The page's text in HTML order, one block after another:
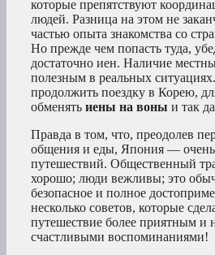
которые препятствуют
людей. Разница на этом не
частью опыта знакомства со
Но прежде чем попасть туда,
достаточно иен. Наличие
полезным в реальных
продолжить поездку в Корею,
обменять иены на воны и так
Правда в том, что, преодолев
общения и еды, Япония — очень
путешествий. Общественный
хорошо; люди вежливы; это
безопасное и полное
несколько советов, которые
путешествие более приятным и
счастливыми воспоминаниями!